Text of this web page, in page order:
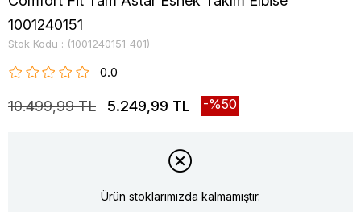
1001240151
Stok Kodu (1001240151_401)
0.0
10.499,99 TL 5.249,99 TL 50
Ürün stoklarımızda kalmamıştır.